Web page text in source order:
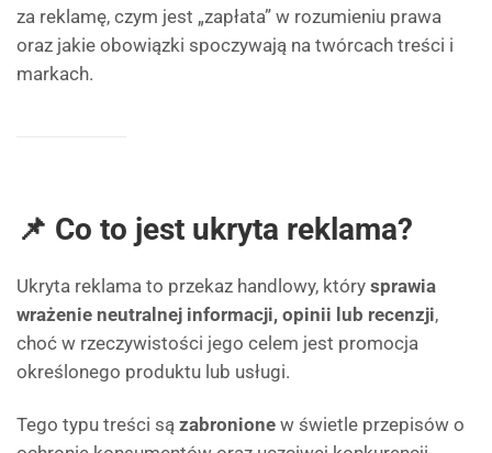
za reklamę, czym jest „zapłata” w rozumieniu prawa
oraz jakie obowiązki spoczywają na twórcach treści i
markach.
📌 Co to jest ukryta reklama?
Ukryta reklama to przekaz handlowy, który sprawia
wrażenie neutralnej informacji, opinii lub recenzji,
choć w rzeczywistości jego celem jest promocja
określonego produktu lub usługi.
Tego typu treści są zabronione w świetle przepisów o